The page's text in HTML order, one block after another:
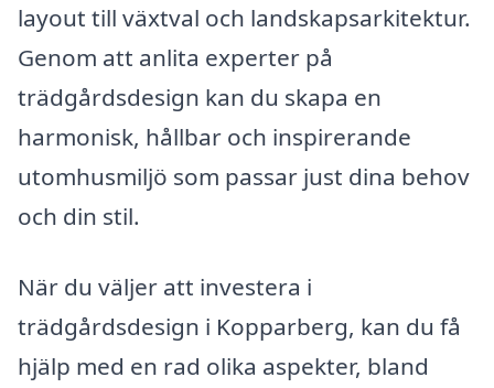
layout till växtval och landskapsarkitektur.
Genom att anlita experter på
trädgårdsdesign kan du skapa en
harmonisk, hållbar och inspirerande
utomhusmiljö som passar just dina behov
och din stil.
När du väljer att investera i
trädgårdsdesign i Kopparberg, kan du få
hjälp med en rad olika aspekter, bland